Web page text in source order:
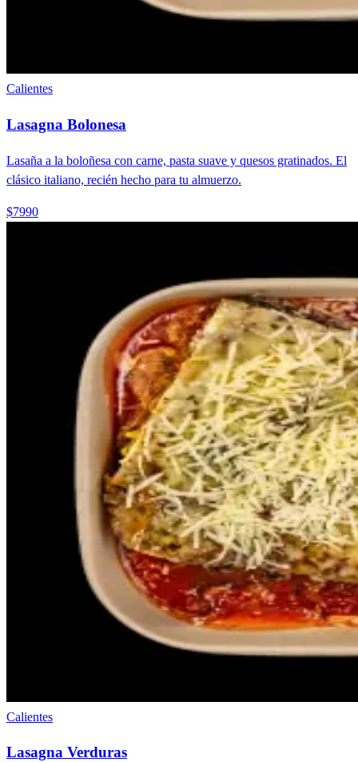
Calientes
Lasagna Bolonesa
Lasaña a la boloñesa con carne, pasta suave y quesos gratinados. El
clásico italiano, recién hecho para tu almuerzo.
$7990
Calientes
Lasagna Verduras